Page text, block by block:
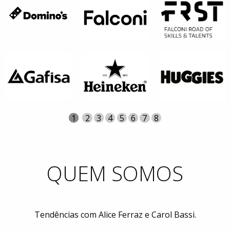
Página
Atual
1 Página
2 Página
3 Página
4 Página
5 Página
6 Página
7 Página
8
QUEM SOMOS
Tendências com Alice Ferraz e Carol Bassi.